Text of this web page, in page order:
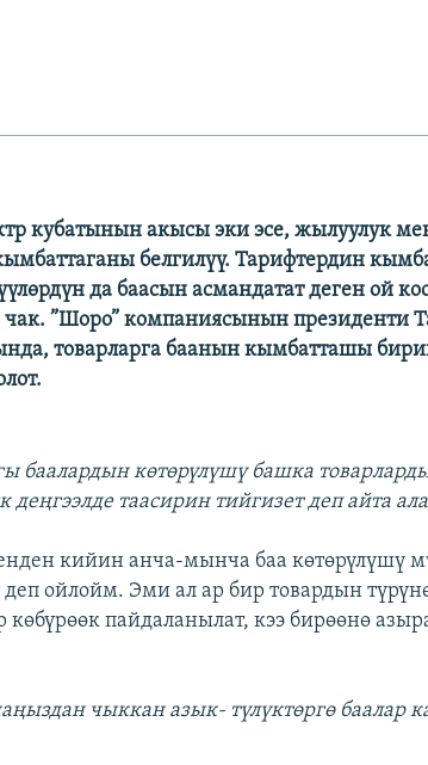
кубатынын акысы эки эсе, жылуулук
белгилүү. Тарифтердин
да баасын асмандатат деген ой
”Шоро” компаниясынын президенти
товарларга баанын кымбатташы
баалардын көтөрүлүшү башка
таасирин тийгизет деп айта
кийин анча-мынча баа көтөрүлүшү
деп ойлойм. Эми ал ар бир товардын
көбүрөөк пайдаланылат, кээ бирөөнө
чыккан азык- түлүктөргө баалар